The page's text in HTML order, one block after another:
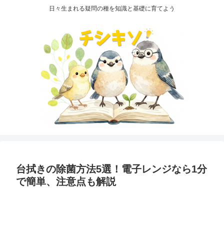
日々生まれる疑問の種を知識と基礎に育てよう
台拭きの除菌方法5選！電子レンジなら1分
で簡単、注意点も解説